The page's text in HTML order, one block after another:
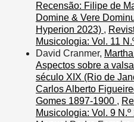
Recensão: Filipe de
Domine & Vere
Hyperion 2023) ,
Musicologia: Vol. 11
David Cranmer,
Aspectos sobre a
século XIX (Rio de
Carlos Alberto
Gomes 1897-1900 ,
Musicologia: Vol. 9 N.º